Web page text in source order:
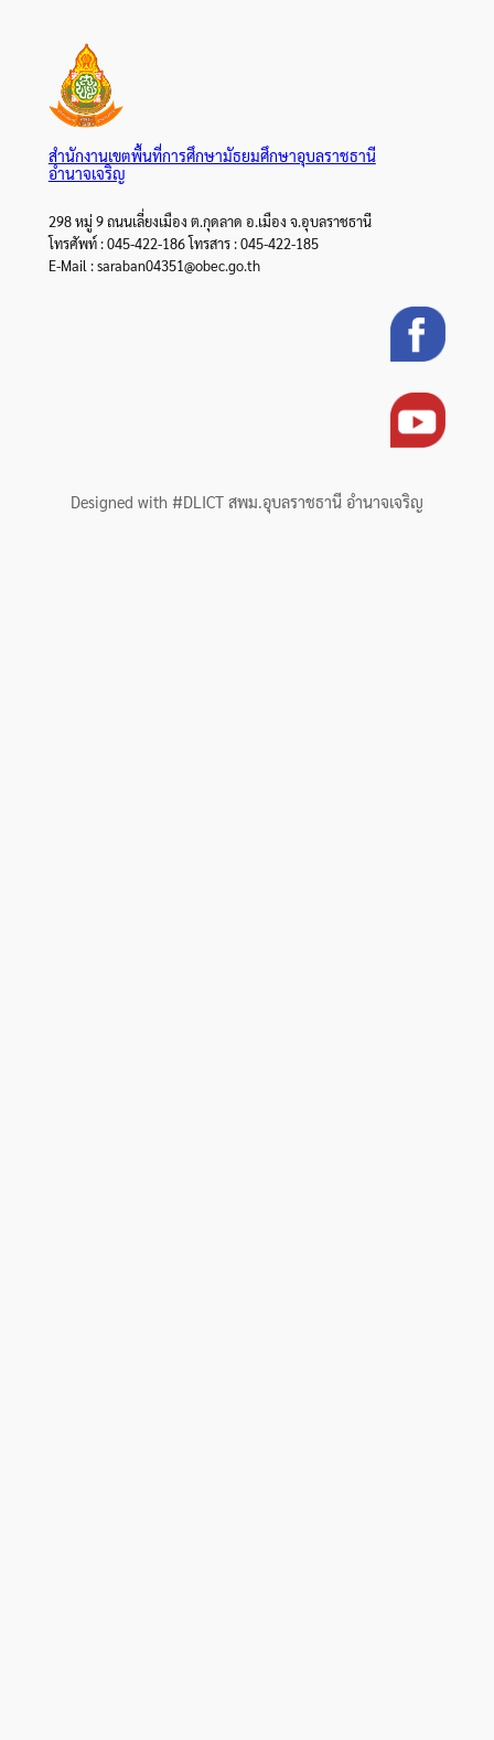
สำนักงานเขตพื้นที่การศึกษามัธยมศึกษาอุบลราชธานี
อำนาจเจริญ
298 หมู่ 9 ถนนเลี่ยงเมือง ต.กุดลาด อ.เมือง จ.อุบลราชธานี
โทรศัพท์ : 045-422-186 โทรสาร : 045-422-185
E-Mail : saraban04351@obec.go.th
Designed with #DLICT สพม.อุบลราชธานี อำนาจเจริญ